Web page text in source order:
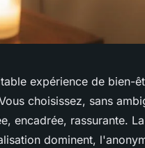
expérience de bien-
choisissez, sans
encadrée, rassurante.
dominent,